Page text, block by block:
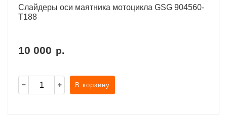
Слайдеры оси маятника мотоцикла GSG 904560-
T188
10 000 р.
В корзину